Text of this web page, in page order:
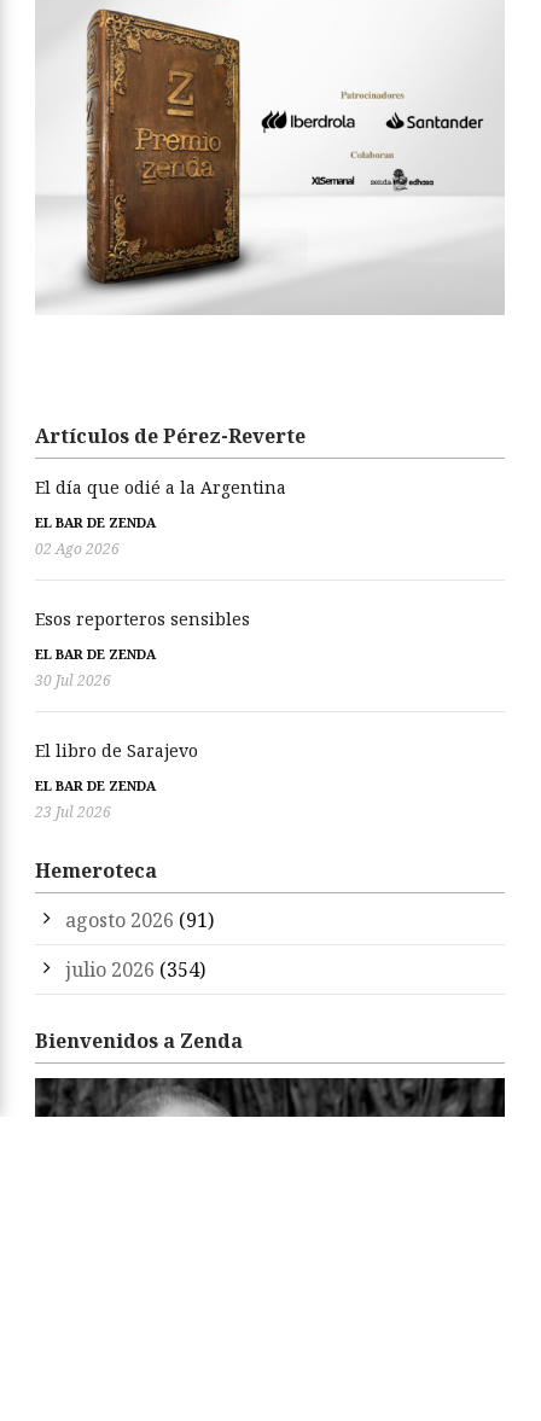
Artículos de Pérez-Reverte
El día que odié a la Argentina
EL BAR DE ZENDA
02 Ago 2026
Esos reporteros sensibles
EL BAR DE ZENDA
30 Jul 2026
El libro de Sarajevo
EL BAR DE ZENDA
23 Jul 2026
Hemeroteca
agosto 2026 (91)
julio 2026 (354)
Bienvenidos a Zenda